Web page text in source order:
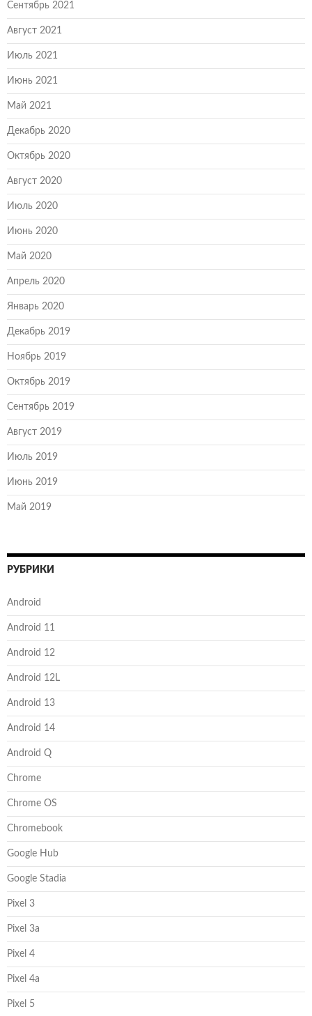
Сентябрь 2021
Август 2021
Июль 2021
Июнь 2021
Май 2021
Декабрь 2020
Октябрь 2020
Август 2020
Июль 2020
Июнь 2020
Май 2020
Апрель 2020
Январь 2020
Декабрь 2019
Ноябрь 2019
Октябрь 2019
Сентябрь 2019
Август 2019
Июль 2019
Июнь 2019
Май 2019
РУБРИКИ
Android
Android 11
Android 12
Android 12L
Android 13
Android 14
Android Q
Chrome
Chrome OS
Chromebook
Google Hub
Google Stadia
Pixel 3
Pixel 3a
Pixel 4
Pixel 4a
Pixel 5